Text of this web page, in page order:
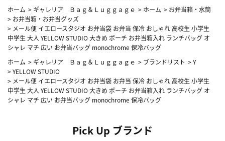
ホーム > ギャレリア Ｂａｇ＆Ｌｕｇｇａｇｅ > ホーム > お弁当箱・水筒
> お弁当箱・お弁当グッズ
> メール便 イエロースタジオ お弁当袋 お弁当 保冷 おしゃれ 高校生 小学生
中学生 大人 YELLOW STUDIO 大きめ ポーチ お弁当箱入れ ランチバッグ オ
シャレ マチ 広い お弁当バッグ monochrome 保冷バッグ
ホーム > ギャレリア Ｂａｇ＆Ｌｕｇｇａｇｅ > ブランドリスト >Y
>YELLOW STUDIO
> メール便 イエロースタジオ お弁当袋 お弁当 保冷 おしゃれ 高校生 小学生
中学生 大人 YELLOW STUDIO 大きめ ポーチ お弁当箱入れ ランチバッグ オ
シャレ マチ 広い お弁当バッグ monochrome 保冷バッグ
Pick Up ブランド